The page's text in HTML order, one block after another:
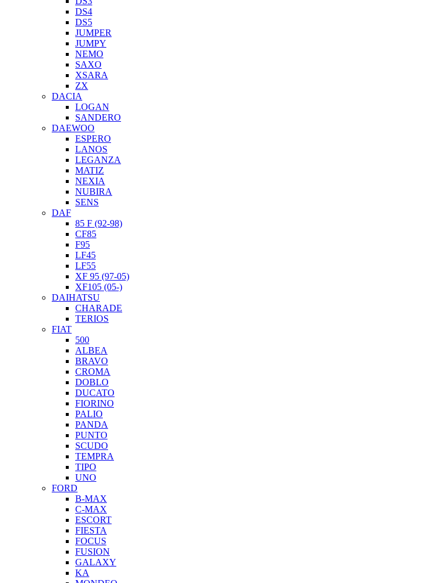
DS4
DS5
JUMPER
JUMPY
NEMO
SAXO
XSARA
ZX
DACIA
LOGAN
SANDERO
DAEWOO
ESPERO
LANOS
LEGANZA
MATIZ
NEXIA
NUBIRA
SENS
DAF
85 F (92-98)
CF85
F95
LF45
LF55
XF 95 (97-05)
XF105 (05-)
DAIHATSU
CHARADE
TERIOS
FIAT
500
ALBEA
BRAVO
CROMA
DOBLO
DUCATO
FIORINO
PALIO
PANDA
PUNTO
SCUDO
TEMPRA
TIPO
UNO
FORD
B-MAX
C-MAX
ESCORT
FIESTA
FOCUS
FUSION
GALAXY
KA